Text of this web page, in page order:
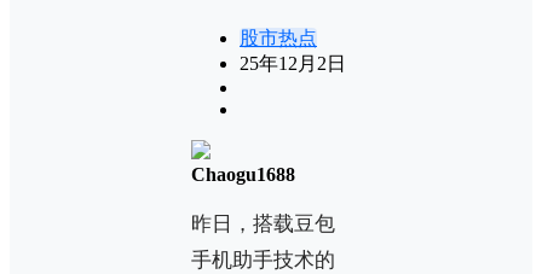
股市热点
25年12月2日
Chaogu1688
昨日，搭载豆包
手机助手技术的